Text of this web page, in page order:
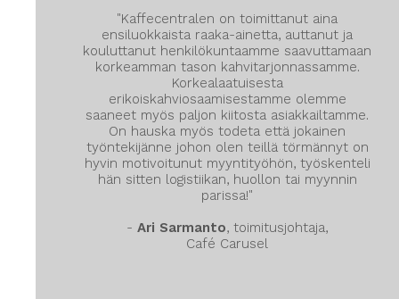
"Kaffecentralen on toimittanut aina
ensiluokkaista raaka-ainetta, auttanut ja
kouluttanut henkilökuntaamme saavuttamaan
korkeamman tason kahvitarjonnassamme.
Korkealaatuisesta
erikoiskahviosaamisestamme olemme
saaneet myös paljon kiitosta asiakkailtamme.
On hauska myös todeta että jokainen
työntekijänne johon olen teillä törmännyt on
hyvin motivoitunut myyntityöhön, työskenteli
hän sitten logistiikan, huollon tai myynnin
parissa!"
-Ari Sarmanto, toimitusjohtaja,
Café Carusel